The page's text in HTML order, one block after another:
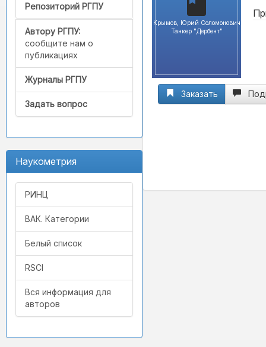
Репозиторий РГПУ
Автору РГПУ:
сообщите нам о
публикациях
Журналы РГПУ
Задать вопрос
Наукометрия
РИНЦ
ВАК. Категории
Белый список
RSCI
Вся информация для
авторов
Крымов, Юрий Соломонович
Танкер "Дербент"
Заказать